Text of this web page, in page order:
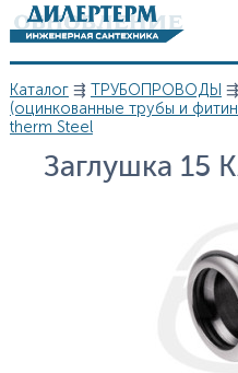
Перейти к основному
Вы здесь
Каталог⇶ ТРУБОПРОВОДЫ ⇶
(оцинкованные трубы и
therm Steel
Заглушка 15